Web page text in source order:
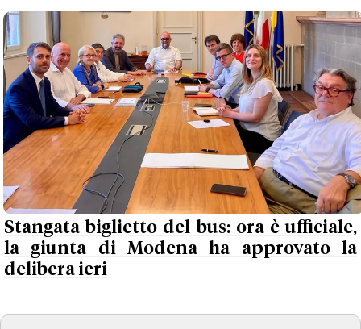
Stangata biglietto del bus: ora è ufficiale,
la giunta di Modena ha approvato la
delibera ieri